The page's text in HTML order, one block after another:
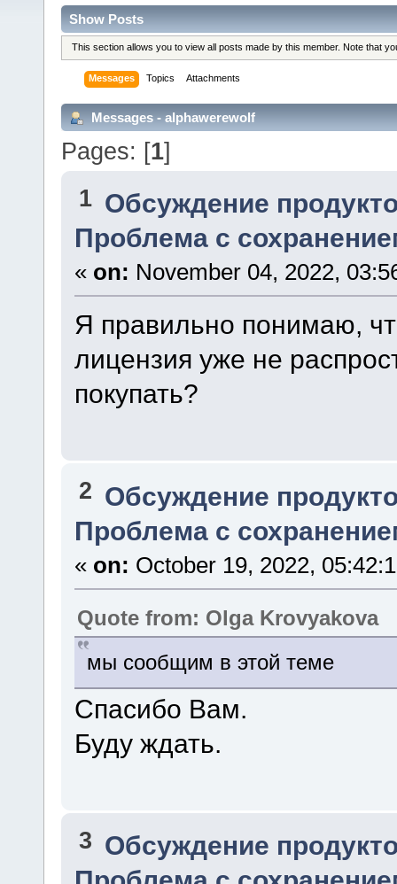
Show Posts
This section allows you to view all posts made by this member. Note that
Messages Topics Attachments
Messages - alphawerewolf
Pages: [1]
1 Обсуждение
Проблема с
« on: November 04, 2022,
Я правильно понимаю,
лицензия уже не
покупать?
2 Обсуждение
Проблема с
« on: October 19, 2022,
Quote from: Olga Krovyakova
мы сообщим в этой теме
Спасибо Вам.
Буду ждать.
3 Обсуждение